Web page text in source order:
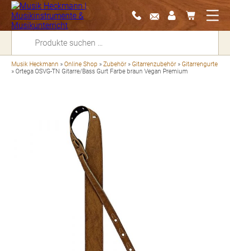
Musik Heckmann »Online Shop »Zubehör »Gitarrenzubehör »Gitarrengurte
»Ortega OSVG-TN Gitarre/Bass Gurt Farbe braun Vegan Premium